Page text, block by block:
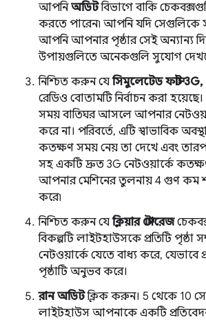
আপনিঅডিটবিভাগে বাকি
করতে পারেন৷ আপনি যদি সেগুলিকে
আপনি আপনার পৃষ্ঠার সেই অন্যান্য
উপায়গুলিতে অনেকগুলি সুযোগ
নিশ্চিত করুন যেসিমুলেটেড ফাস্ট
রেডিও বোতামটি নির্বাচন করা
সময় বাতিঘর আসলে আপনার
করে না। পরিবর্তে, এটি স্বাভাবিক
কতক্ষণ সময় নেয় তা দেখে এবং
সহ একটি দ্রুত 3G নেটওয়ার্কে
আপনার মেশিনের তুলনায় 4 গুণ কম
করে৷
নিশ্চিত করুন যেক্লিয়ার স্টোরেজ
বিকল্পটি লাইটহাউসকে প্রতিটি পৃষ্ঠা
নেটওয়ার্কে যেতে বাধ্য করে, যেভাবে
পৃষ্ঠাটি অনুভব করে।
রান অডিটক্লিক করুন। 5 থেকে 10
লাইটহাউস আপনাকে একটি